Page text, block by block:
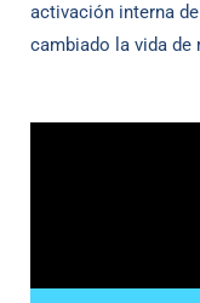
activación interna
cambiado la vida de